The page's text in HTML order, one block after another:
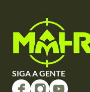
SIGA A GENTE